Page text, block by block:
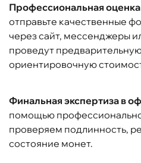
Профессиональная оценка
отправьте качественные
через сайт, мессенджеры
проведут
ориентировочную
Финальная экспертиза в
помощью
проверяем подлинность,
состояние монет.